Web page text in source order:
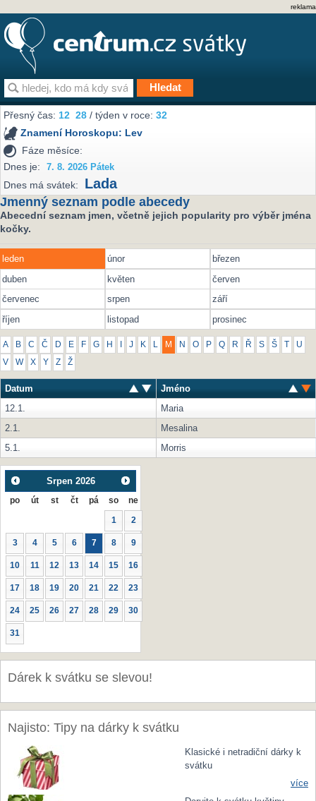
reklama
Přesný čas:12 28 / týden v roce:32
Znamení Horoskopu: Lev
Fáze měsíce:
Dnes je:
7. 8. 2026 Pátek
Dnes má svátek: Lada
Jmenný seznam podle abecedy
Abecední seznam jmen, včetně jejich popularity pro výběr jména
kočky.
leden únor
březen
duben
květen
červen
červenec
srpen
září
říjen
listopad prosinec
A B C Č D E F G H J K L M N O P Q R Ř S Š U
V W X Y Z Ž
Datum
Jméno
12.1.
Maria
2.1.
Mesalina
5.1.
Morris
Srpen 2026
po út st čt pá so ne
1 2
3 4 5 6 7 8 9
10 11 12 13 14 15 16
17 18 19 20 21 22 23
24 25 26 27 28 29 30
31
Dárek k svátku se slevou!
Najisto: Tipy na dárky k svátku
Klasické i netradiční dárky k
svátku
více